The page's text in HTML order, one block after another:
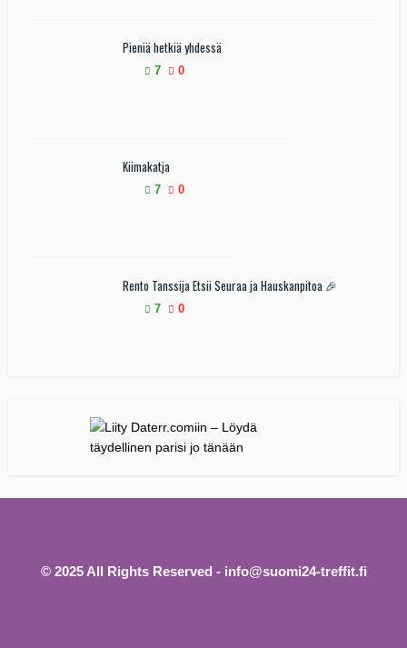
Pieniä hetkiä yhdessä
7 0
Kiimakatja
7 0
Rento Tanssija Etsii Seuraa ja Hauskanpitoa 🎉
7 0
© 2025 All Rights Reserved - info@suomi24-treffit.fi